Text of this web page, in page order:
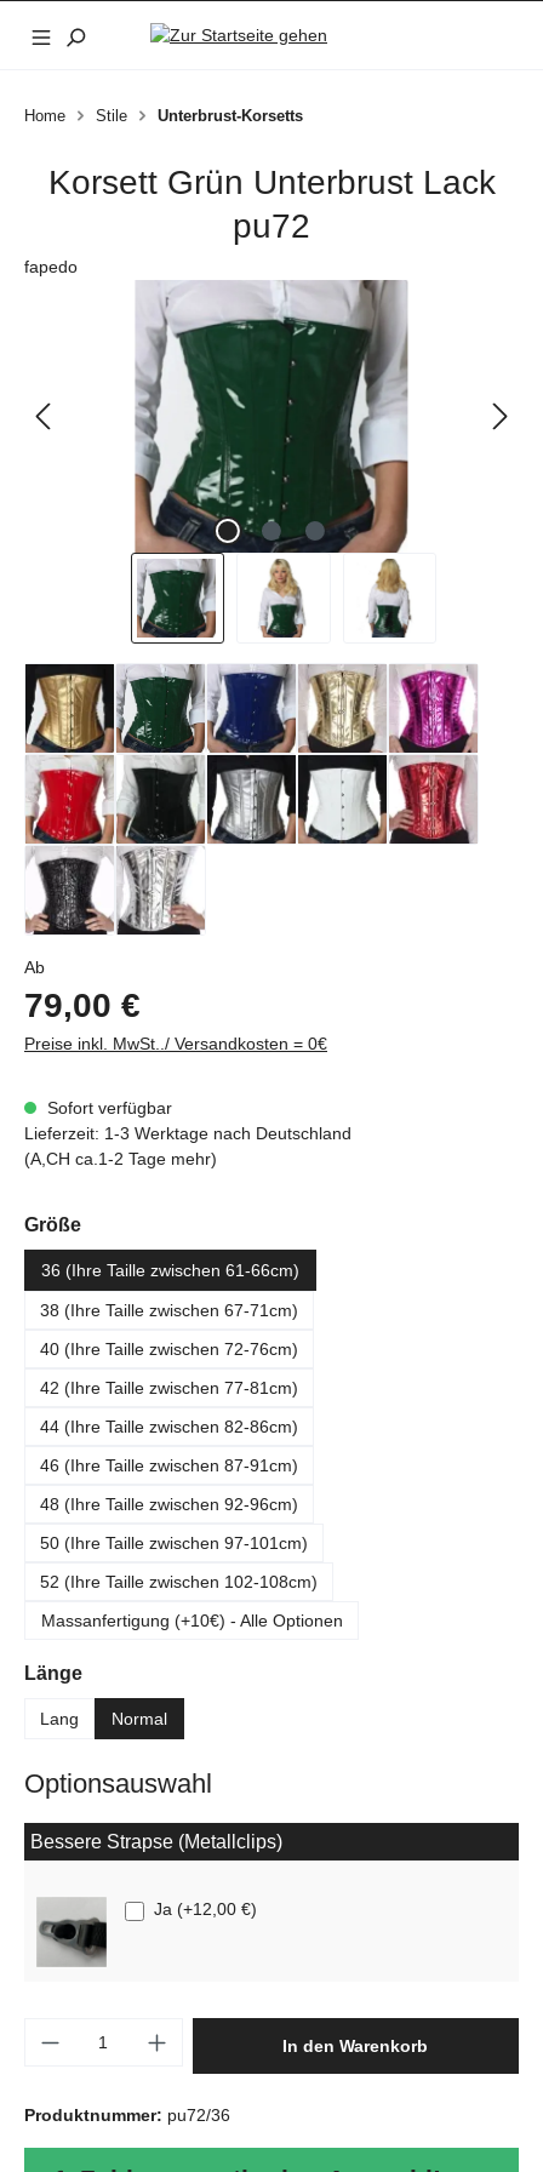
Zum Hauptinhalt springen
Home Stile Unterbrust-Korsetts
Korsett Grün Unterbrust Lack
pu72
fapedo
Bildergalerie überspringen
AbRegulärer Preis:
79,00 €
Preise inkl. MwSt../ Versandkosten = 0€
Sofort verfügbar
Lieferzeit: 1-3 Werktage nach Deutschland
(A,CH ca.1-2 Tage mehr)
Größeauswählen
36 (Ihre Taille zwischen 61-66cm)
38 (Ihre Taille zwischen 67-71cm)
40 (Ihre Taille zwischen 72-76cm)
42 (Ihre Taille zwischen 77-81cm)
44 (Ihre Taille zwischen 82-86cm)
46 (Ihre Taille zwischen 87-91cm)
48 (Ihre Taille zwischen 92-96cm)
50 (Ihre Taille zwischen 97-101cm)
52 (Ihre Taille zwischen 102-108cm)
Massanfertigung (+10€) - Alle Optionen
Längeauswählen
Lang Normal
Optionsauswahl
Bessere Strapse (Metallclips)
Ja (+12,00 €)
Produkt Anzahl: Gib den gewünschten
In den Warenkorb
Produktnummer: pu72/36